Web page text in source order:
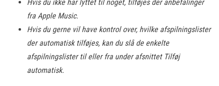
Hvis du ikke har lyttet til noget, tilføjes der anbefalinger
fra Apple Music.
Hvis du gerne vil have kontrol over, hvilke afspilningslister
der automatisk tilføjes, kan du slå de enkelte
afspilningslister til eller fra under afsnittet Tilføj
automatisk.